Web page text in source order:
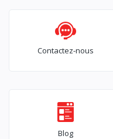
Contactez-nous
Blog